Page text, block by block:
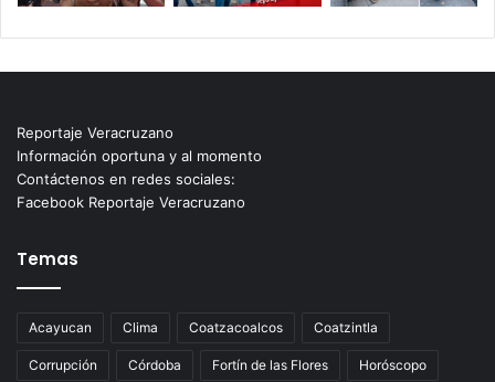
Reportaje Veracruzano
Información oportuna y al momento
Contáctenos en redes sociales:
Facebook Reportaje Veracruzano
Temas
Acayucan Clima Coatzacoalcos Coatzintla
Corrupción Córdoba Fortín de las Flores Horóscopo